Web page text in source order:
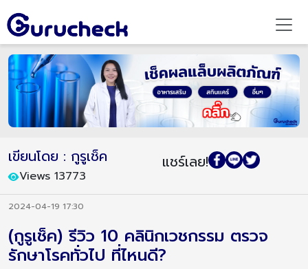
เขียนโดย : กูรูเช็ค
Views 13773
แชร์เลย!
2024-04-19 17:30
(กูรูเช็ค) รีวิว 10 คลินิกเวชกรรม ตรวจ
รักษาโรคทั่วไป ที่ไหนดี?